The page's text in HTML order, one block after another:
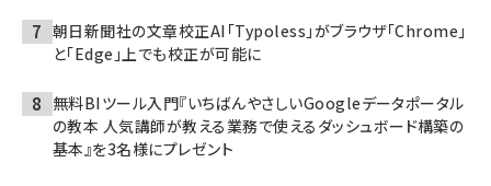
朝日新聞社の文章校正AI「Typoless」がブラウザ「Chrome」
と「Edge」上でも校正が可能に
無料BIツール入門『いちばんやさしいGoogleデータポータル
の教本 人気講師が教える業務で使えるダッシュボード構築の
基本』を3名様にプレゼント